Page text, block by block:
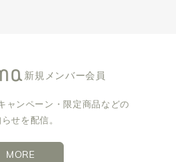
新規メンバー会員
ャンペーン・限定商品などの
せを配信。
MORE